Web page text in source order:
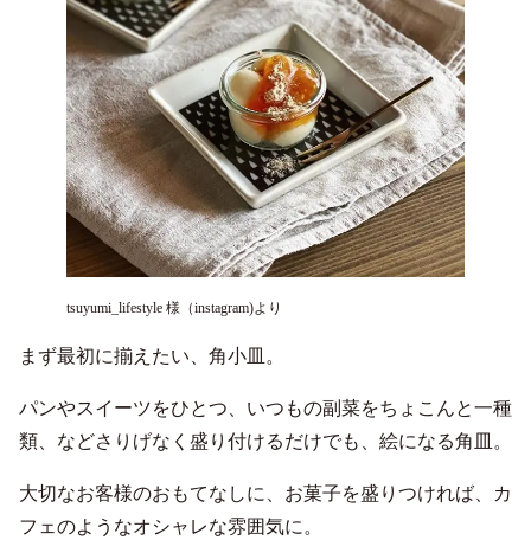
tsuyumi_lifestyle 様（instagram)より
まず最初に揃えたい、角小皿。
パンやスイーツをひとつ、いつもの副菜をちょこんと一種
類、などさりげなく盛り付けるだけでも、絵になる角皿。
大切なお客様のおもてなしに、お菓子を盛りつければ、カ
フェのようなオシャレな雰囲気に。